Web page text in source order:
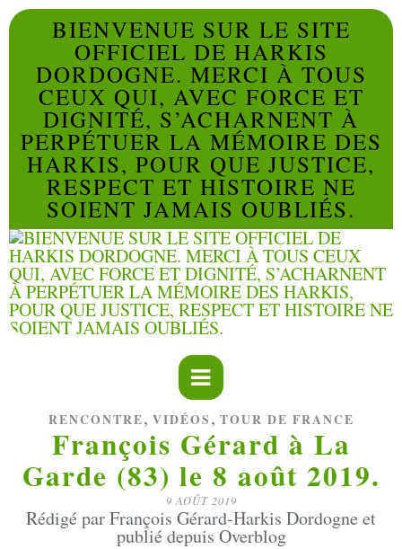
BIENVENUE SUR LE SITE
OFFICIEL DE HARKIS
DORDOGNE. MERCI À TOUS
CEUX QUI, AVEC FORCE ET
DIGNITÉ, S’ACHARNENT À
PERPÉTUER LA MÉMOIRE DES
HARKIS, POUR QUE JUSTICE,
RESPECT ET HISTOIRE NE
SOIENT JAMAIS OUBLIÉS.
RENCONTRE, VIDÉOS , TOUR DE FRANCE
François Gérard à La
Garde (83) le 8 août 2019.
9 AOÛT 2019
Rédigé par François Gérard-Harkis Dordogne et
publié depuis Overblog